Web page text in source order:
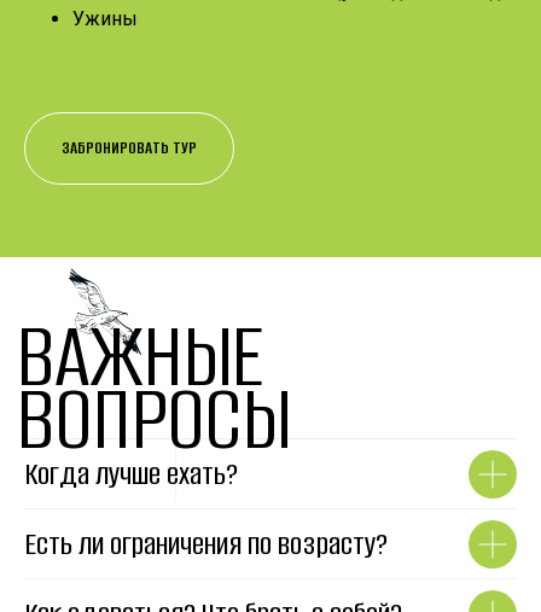
Ужины
ЗАБРОНИРОВАТЬ ТУР
ВАЖНЫЕ
ВОПРОСЫ
Когда лучше ехать?
Есть ли ограничения по возрасту?